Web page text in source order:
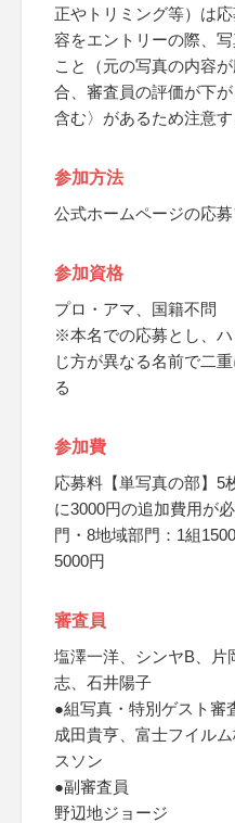
正やトリミング等）は
容をエントリーの際、
こと（元の写真の内容
合、審査員の評価が下
含む〉があるため注意す
参加方法
公式ホームページの応
参加資格
プロ・アマ、国籍不問
※本名での応募とし、
じ方が異なる名前で二
る
参加費
応募料【単写真の部】5
に3000円の追加費用が
門・8地域部門：1組
5000円
審査員
塩澤一洋、シンヤB、片
志、石井陽子
●組写真・特別ゲスト審
成田貴亨、富士フイル
スソン
●副審査員
野辺地ジョージ